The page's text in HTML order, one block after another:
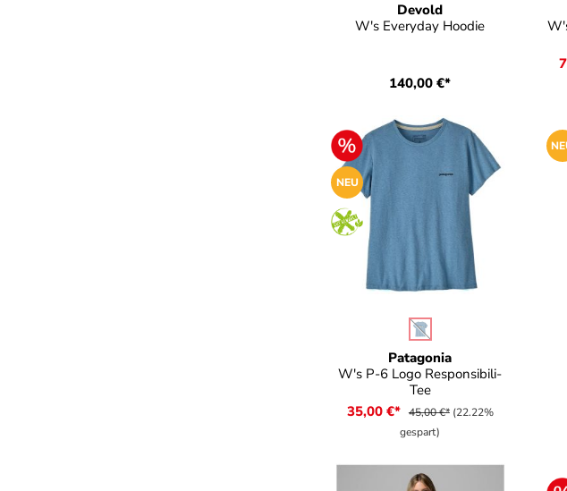
Devold
W's Everyday Hoodie
140,00 €*
NEU
Patagonia
W's P-6 Logo Responsibili-
Tee
auswählen
(Diese Option ist zurzeit
35,00 €* 45,00 €* (22.22%
gespart)